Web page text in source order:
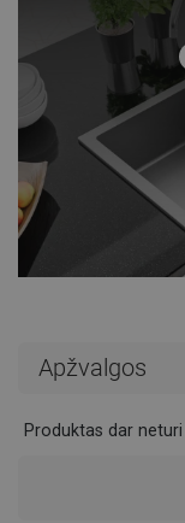
Apžvalgos
Produktas dar